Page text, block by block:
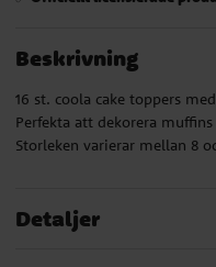
Beskrivning
16 st. coola cake toppers
Perfekta att dekorera
Storleken varierar mellan 8
Detaljer